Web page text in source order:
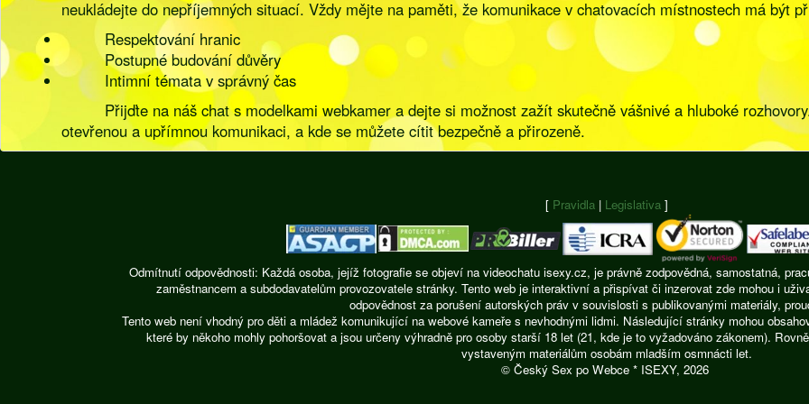
neukládejte do nepříjemných situací. Vždy mějte na paměti, že komunikace v chatovacích místnostech má být
Respektování hranic
Postupné budování důvěry
Intimní témata v správný čas
Přijďte na náš chat s modelkami webkamer a dejte si možnost zažít skutečně vášnivé a hluboké
otevřenou a upřímnou komunikaci, a kde se můžete cítit bezpečně a přirozeně.
[ Pravidla | Legislativa ]
Odmítnutí odpovědnosti: Každá osoba, jejíž fotografie se objeví na videochatu isexy.cz, je právně zodpovědná, samostatná,
zaměstnancem a subdodavatelům provozovatele stránky. Tento web je interaktivní a přispívat či inzerovat zde mohou i
odpovědnost za porušení autorských práv v souvislosti s publikovanými materiály,
Tento web není vhodný pro děti a mládež komunikující na webové kameře s nevhodnými lidmi. Následující stránky mohou
které by někoho mohly pohoršovat a jsou určeny výhradně pro osoby starší 18 let (21, kde je to vyžadováno zákonem).
vystaveným materiálům osobám mladším osmnácti let.
© Český Sex po Webce * ISEXY, 2026